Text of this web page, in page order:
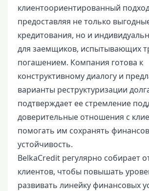
клиентоориентированный
предоставляя не только
кредитования, но и
для заемщиков, испытывающих
погашением. Компания готова к
конструктивному диалогу и
варианты реструктуризации
подтверждает ее стремление
доверительные отношения с
помогать им сохранять
устойчивость.
BelkaCredit регулярно собирает
клиентов, чтобы повышать
развивать линейку финансовых